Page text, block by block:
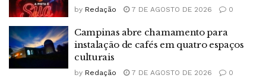
by Redação 7 DE AGOSTO DE 2026 0
Campinas abre chamamento para
instalação de cafés em quatro espaços
culturais
by Redação 7 DE AGOSTO DE 2026 0